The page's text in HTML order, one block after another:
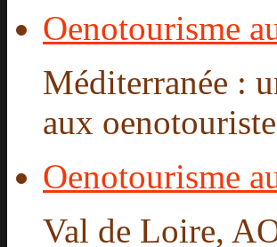
Oenotourisme
Méditerranée :
aux
Oenotourisme
Val de Loire,